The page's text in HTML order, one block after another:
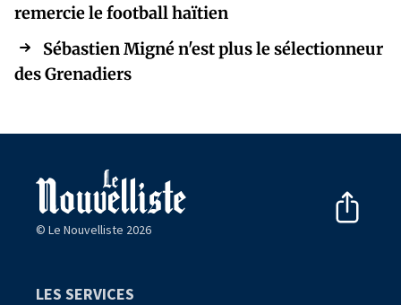
remercie le football haïtien
Sébastien Migné n'est plus le sélectionneur
des Grenadiers
© Le Nouvelliste 2026
LES SERVICES